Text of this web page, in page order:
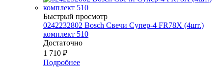
Быстрый просмотр
0242232802 Bosch Свечи Супер-4 FR78Х (4шт.)
комплект 510
Достаточно
1 710 ₽
Подробнее